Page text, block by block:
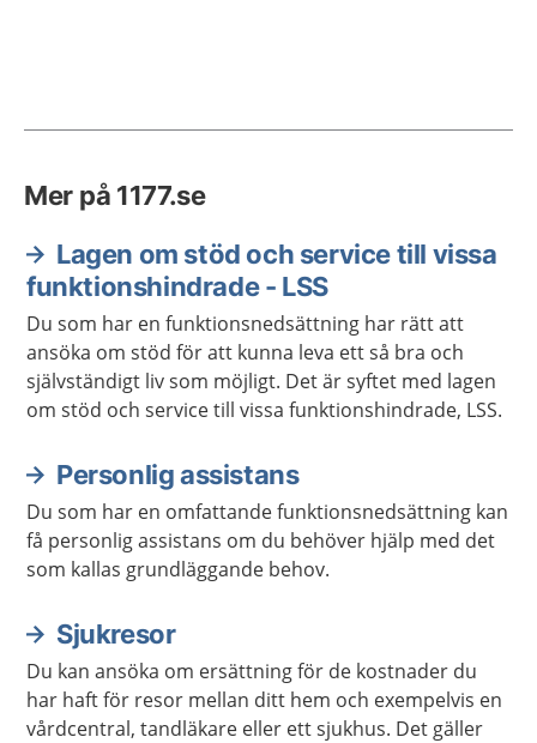
Mer på 1177.se
Lagen om stöd och service till vissa
funktionshindrade - LSS
Du som har en funktionsnedsättning har rätt att
ansöka om stöd för att kunna leva ett så bra och
självständigt liv som möjligt. Det är syftet med lagen
om stöd och service till vissa funktionshindrade, LSS.
Personlig assistans
Du som har en omfattande funktionsnedsättning kan
få personlig assistans om du behöver hjälp med det
som kallas grundläggande behov.
Sjukresor
Du kan ansöka om ersättning för de kostnader du
har haft för resor mellan ditt hem och exempelvis en
vårdcentral, tandläkare eller ett sjukhus. Det gäller